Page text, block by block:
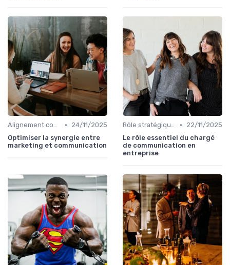
Alignement communication & stratégie business •
24/11/2025
Optimiser la synergie entre
marketing et communication
Rôle stratégique du directeur de la communication •
22/11/2025
Le rôle essentiel du chargé
de communication en
entreprise